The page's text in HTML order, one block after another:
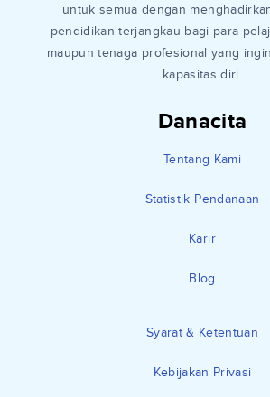
Danacita
Tentang Kami
Statistik Pendanaan
Karir
Blog
Syarat & Ketentuan
Kebijakan Privasi
untuk semua dengan
pendidikan terjangkau bagi para
maupun tenaga profesional yang
kapasitas diri.